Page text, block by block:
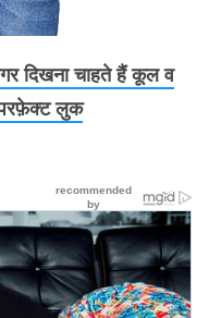
चाहते हैं कूल व
लुक